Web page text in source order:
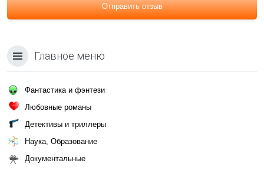
Отправить отзыв
Главное меню
Фантастика и фэнтези
Любовные романы
Детективы и триллеры
Наука, Образование
Документальные